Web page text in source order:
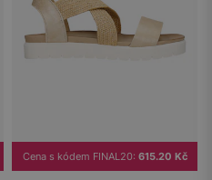
Cena s kódem FINAL20: 615.20 Kč